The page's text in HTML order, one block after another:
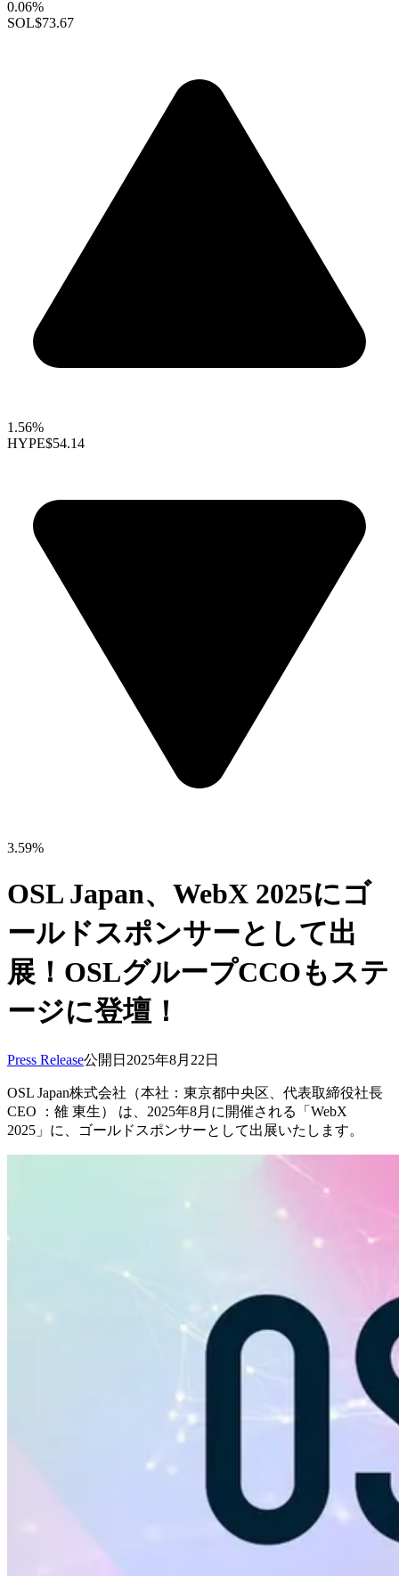
0.06%
SOL$73.67
1.56%
HYPE$54.14
3.59%
OSL Japan、WebX 2025にゴ
ールドスポンサーとして出
展！OSLグループCCOもステ
ージに登壇！
Press Release公開日 2025年8月22日
OSL Japan株式会社（本社：東京都中央区、代表取締役社長
CEO ：雒 東生） は、2025年8月に開催される「WebX
2025」に、ゴールドスポンサーとして出展いたします。